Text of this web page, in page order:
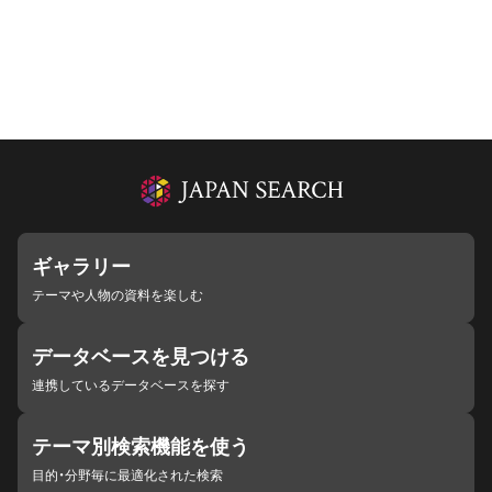
ギャラリー
テーマや人物の資料を楽しむ
データベースを見つける
連携しているデータベースを探す
テーマ別検索機能を使う
目的・分野毎に最適化された検索